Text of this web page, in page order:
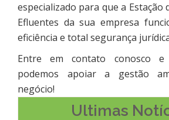
especializado para que a Estação
Efluentes da sua empresa
eficiência e total segurança
Entre em contato conosco e
podemos apoiar a gestão
negócio!
Ultimas